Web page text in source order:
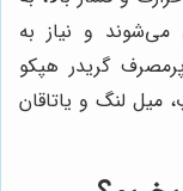
می‌شوند و نیاز به
گریدر هپکو
میل لنگ و یاتاقان